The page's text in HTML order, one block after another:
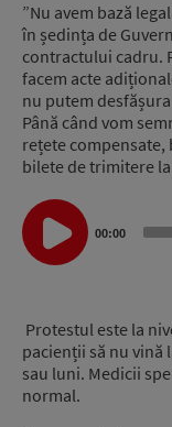
”Nu avem bază
în ședința de
contractului cadru.
facem acte
nu putem
Până când vom
rețete
bilete de trimitere
Audio
Player
00:00
Protestul este la
pacienții să nu
sau luni. Medicii
normal.